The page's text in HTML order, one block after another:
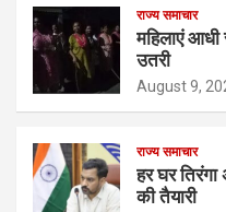
राज्य समाचार
महिलाएं
उतरी
August 9,
राज्य समाचार
हर घर
की तैयारी